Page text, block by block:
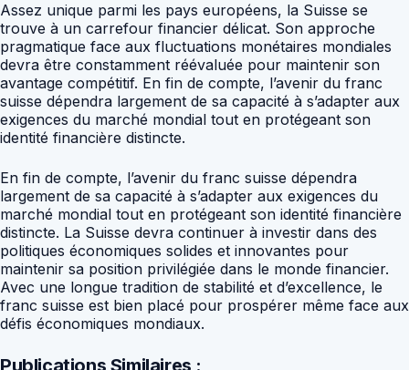
Assez unique parmi les pays européens, la Suisse se
trouve à un carrefour financier délicat. Son approche
pragmatique face aux fluctuations monétaires mondiales
devra être constamment réévaluée pour maintenir son
avantage compétitif. En fin de compte, l’avenir du franc
suisse dépendra largement de sa capacité à s’adapter aux
exigences du marché mondial tout en protégeant son
identité financière distincte.
En fin de compte, l’avenir du franc suisse dépendra
largement de sa capacité à s’adapter aux exigences du
marché mondial tout en protégeant son identité financière
distincte. La Suisse devra continuer à investir dans des
politiques économiques solides et innovantes pour
maintenir sa position privilégiée dans le monde financier.
Avec une longue tradition de stabilité et d’excellence, le
franc suisse est bien placé pour prospérer même face aux
défis économiques mondiaux.
Publications Similaires :